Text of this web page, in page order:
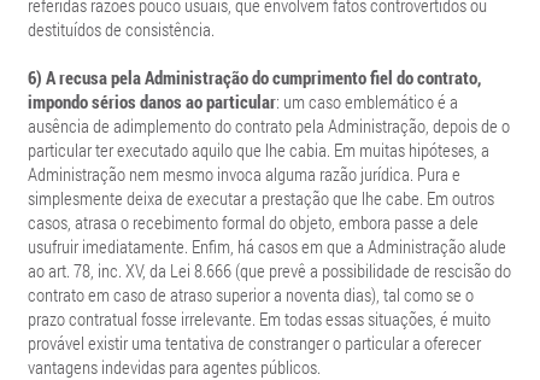
referidas razões pouco usuais, que envolvem fatos controvertidos ou
destituídos de consistência.
6) A recusa pela Administração do cumprimento fiel do contrato,
impondo sérios danos ao particular: um caso emblemático é a
ausência de adimplemento do contrato pela Administração, depois de o
particular ter executado aquilo que lhe cabia. Em muitas hipóteses, a
Administração nem mesmo invoca alguma razão jurídica. Pura e
simplesmente deixa de executar a prestação que lhe cabe. Em outros
casos, atrasa o recebimento formal do objeto, embora passe a dele
usufruir imediatamente. Enfim, há casos em que a Administração alude
ao art. 78, inc. XV, da Lei 8.666 (que prevê a possibilidade de rescisão do
contrato em caso de atraso superior a noventa dias), tal como se o
prazo contratual fosse irrelevante. Em todas essas situações, é muito
provável existir uma tentativa de constranger o particular a oferecer
vantagens indevidas para agentes públicos.